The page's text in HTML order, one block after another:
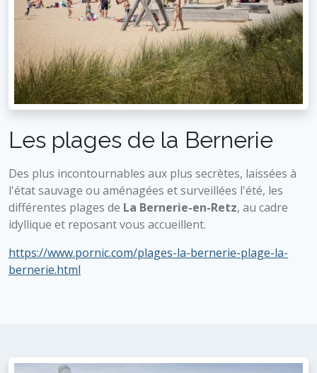
Les plages de la Bernerie
Des plus incontournables aux plus secrètes, laissées à
l'état sauvage ou aménagées et surveillées l'été, les
différentes plages de La Bernerie-en-Retz, au cadre
idyllique et reposant vous accueillent.
https://www.pornic.com/plages-la-bernerie-plage-la-
bernerie.html